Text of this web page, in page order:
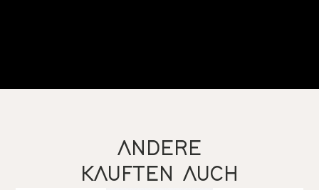
ANDERE
KAUFTEN AUCH